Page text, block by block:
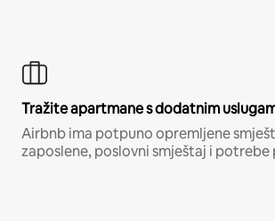
Tražite apartmane s dodatnim
Airbnb ima potpuno opremljene
zaposlene, poslovni smještaj i potrebe